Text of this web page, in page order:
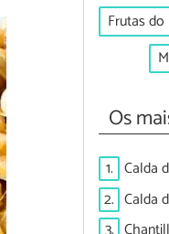
Frutas
Os
1. Calda
2. Calda